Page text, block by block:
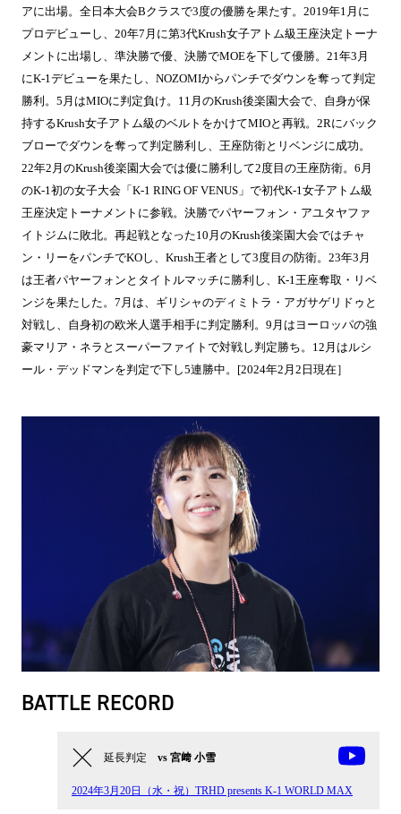
アに出場。全日本大会Bクラスで3度の優勝を果たす。2019年1月に
プロデビューし、20年7月に第3代Krush女子アトム級王座決定トーナ
メントに出場し、準決勝で優、決勝でMOEを下して優勝。21年3月
にK-1デビューを果たし、NOZOMIからパンチでダウンを奪って判定
勝利。5月はMIOに判定負け。11月のKrush後楽園大会で、自身が保
持するKrush女子アトム級のベルトをかけてMIOと再戦。2Rにバック
ブローでダウンを奪って判定勝利し、王座防衛とリベンジに成功。
22年2月のKrush後楽園大会では優に勝利して2度目の王座防衛。6月
のK-1初の女子大会「K-1 RING OF VENUS」で初代K-1女子アトム級
王座決定トーナメントに参戦。決勝でパヤーフォン・アユタヤファ
イトジムに敗北。再起戦となった10月のKrush後楽園大会ではチャ
ン・リーをパンチでKOし、Krush王者として3度目の防衛。23年3月
は王者パヤーフォンとタイトルマッチに勝利し、K-1王座奪取・リベ
ンジを果たした。7月は、ギリシャのディミトラ・アガサゲリドゥと
対戦し、自身初の欧米人選手相手に判定勝利。9月はヨーロッパの強
豪マリア・ネラとスーパーファイトで対戦し判定勝ち。12月はルシ
ール・デッドマンを判定で下し5連勝中。[2024年2月2日現在］
BATTLE RECORD
延長判定 vs 宮﨑 小雪
2024年3月20日（水・祝）TRHD presents K-1 WORLD MAX